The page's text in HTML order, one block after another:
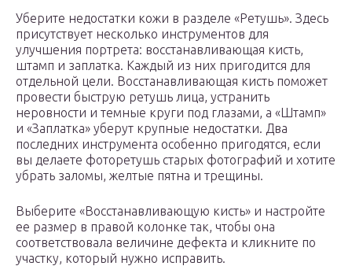
Уберите недостатки кожи в разделе «Ретушь». Здесь
присутствует несколько инструментов для
улучшения портрета: восстанавливающая кисть,
штамп и заплатка. Каждый из них пригодится для
отдельной цели. Восстанавливающая кисть поможет
провести быструю ретушь лица, устранить
неровности и темные круги под глазами, а «Штамп»
и «Заплатка» уберут крупные недостатки. Два
последних инструмента особенно пригодятся, если
вы делаете фоторетушь старых фотографий и хотите
убрать заломы, желтые пятна и трещины.
Выберите «Восстанавливающую кисть» и настройте
ее размер в правой колонке так, чтобы она
соответствовала величине дефекта и кликните по
участку, который нужно исправить.